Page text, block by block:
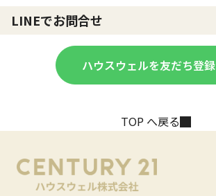
LINEでお問合せ
ハウスウェルを友だち登録
TOP へ戻る